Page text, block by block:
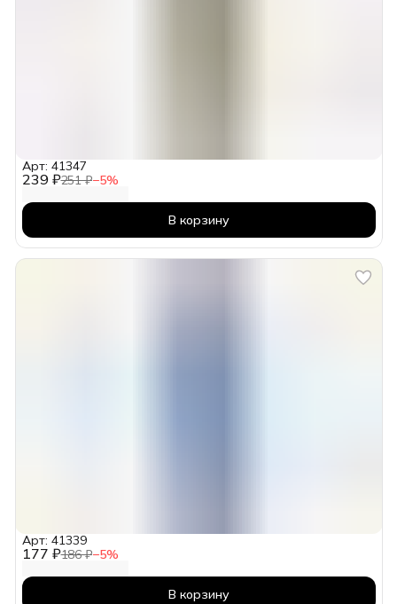
239 ₽251 ₽−5%
Арт: 41347
В корзину
177 ₽186 ₽−5%
Арт: 41339
В корзину